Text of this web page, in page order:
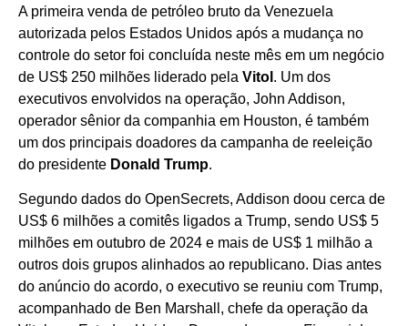
A primeira venda de petróleo bruto da Venezuela
autorizada pelos Estados Unidos após a mudança no
controle do setor foi concluída neste mês em um negócio
de US$ 250 milhões liderado pela Vitol . Um dos
executivos envolvidos na operação, John Addison,
operador sênior da companhia em Houston, é também
um dos principais doadores da campanha de reeleição
do presidente Donald Trump.
Segundo dados do OpenSecrets, Addison doou cerca de
US$ 6 milhões a comitês ligados a Trump, sendo US$ 5
milhões em outubro de 2024 e mais de US$ 1 milhão a
outros dois grupos alinhados ao republicano. Dias antes
do anúncio do acordo, o executivo se reuniu com Trump,
acompanhado de Ben Marshall, chefe da operação da